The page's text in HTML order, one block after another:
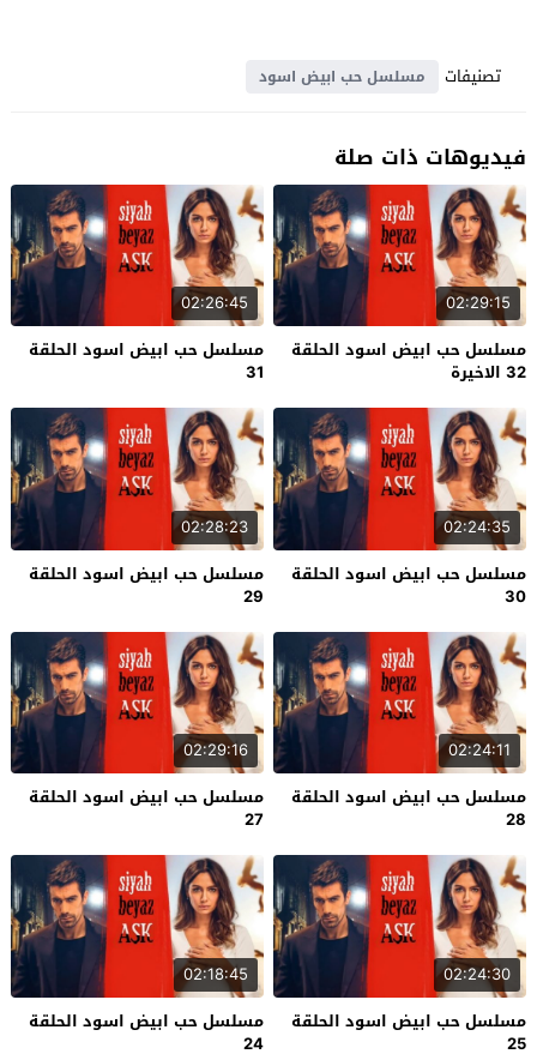
تصنيفات مسلسل حب ابيض اسود
فيديوهات ذات صلة
02:29:15
مسلسل حب ابيض اسود الحلقة
32 الاخيرة
02:26:45
مسلسل حب ابيض اسود الحلقة
31
02:24:35
مسلسل حب ابيض اسود الحلقة
30
02:28:23
مسلسل حب ابيض اسود الحلقة
29
02:24:11
مسلسل حب ابيض اسود الحلقة
28
02:29:16
مسلسل حب ابيض اسود الحلقة
27
02:24:30
مسلسل حب ابيض اسود الحلقة
25
02:18:45
مسلسل حب ابيض اسود الحلقة
24